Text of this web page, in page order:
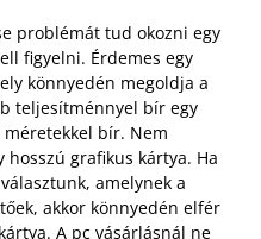
problémát tud okozni egy
figyelni. Érdemes egy
könnyedén megoldja a
teljesítménnyel bír egy
bír. Nem
grafikus kártya. Ha
amelynek a
akkor könnyedén elfér
A pc vásárlásnál ne